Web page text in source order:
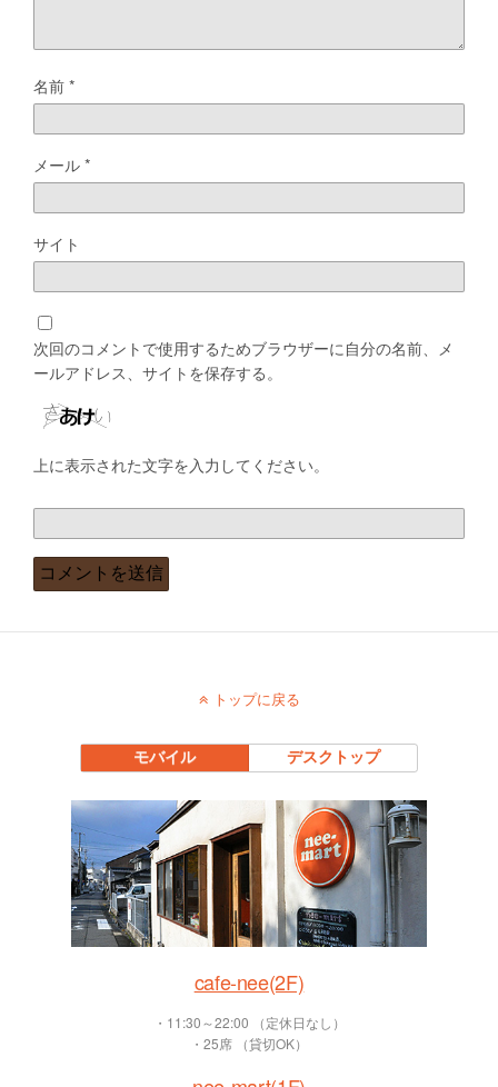
名前*
メール*
サイト
次回のコメントで使用するためブラウザーに自分の名前、メ
ールアドレス、サイトを保存する。
上に表示された文字を入力してください。
トップに戻る
モバイル デスクトップ
cafe-nee(2F)
・11:30～22:00 （定休日なし）
・25席 （貸切OK）